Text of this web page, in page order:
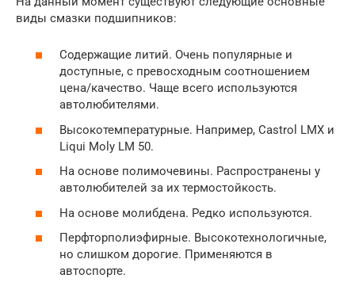
виды смазки подшипников:
Содержащие литий. Очень популярные и
доступные, с превосходным соотношением
цена/качество. Чаще всего используются
автолюбителями.
Высокотемпературные. Например, Castrol LMX и
Liqui Moly LM 50.
На основе полимочевины. Распространены у
автолюбителей за их термостойкость.
На основе молибдена. Редко используются.
Перфторполиэфирные. Высокотехнологичные,
но слишком дорогие. Применяются в
автоспорте.